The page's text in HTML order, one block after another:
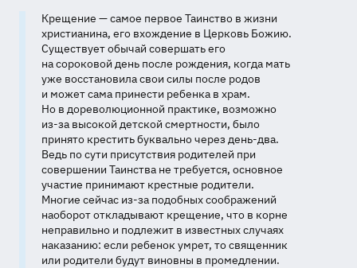
Крещение — самое первое Таинство в жизни
христианина, его вхождение в Церковь Божию.
Существует обычай совершать его
на сороковой день после рождения, когда мать
уже восстановила свои силы после родов
и может сама принести ребенка в храм.
Но в дореволюционной практике, возможно
из-за высокой детской смертности, было
принято крестить буквально через день-два.
Ведь по сути присутствия родителей при
совершении Таинства не требуется, основное
участие принимают крестные родители.
Многие сейчас из-за подобных соображений
наоборот откладывают крещение, что в корне
неправильно и подлежит в известных случаях
наказанию: если ребенок умрет, то священник
или родители будут виновны в промедлении.